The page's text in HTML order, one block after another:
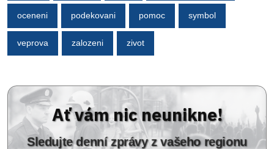
oceneni podekovani pomoc symbol
veprova zalozeni zivot
Ať vám nic neunikne!
Sledujte denní zprávy z vašeho regionu